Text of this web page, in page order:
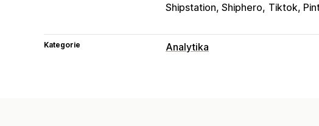
Shipstation, Shiphero Tiktok,
Kategorie Analytika